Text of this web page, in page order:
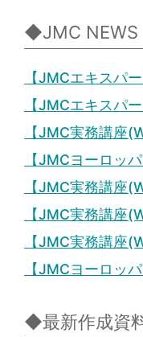
◆JMC NEWS
【JMCエキスパ
【JMCエキスパ
【JMC実務講座
【JMCヨーロッ
【JMC実務講座
【JMC実務講座
【JMC実務講
【JMCヨーロッ
◆最新作成資